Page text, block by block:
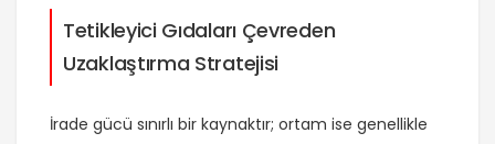
Tetikleyici Gıdaları Çevreden
Uzaklaştırma Stratejisi
İrade gücü sınırlı bir kaynaktır; ortam ise genellikle